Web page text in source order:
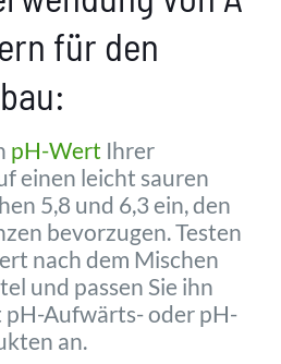
für den
pH-Wert Ihrer
einen leicht sauren
5,8 und 6,3 ein, den
bevorzugen. Testen
nach dem Mischen
und passen Sie ihn
pH-Aufwärts- oder pH-
an.